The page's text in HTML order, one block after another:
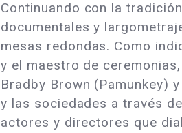
Continuando con la
documentales y
mesas redondas. Como
y el maestro de
Bradby Brown (Pamunkey)
y las sociedades a través
actores y directores que